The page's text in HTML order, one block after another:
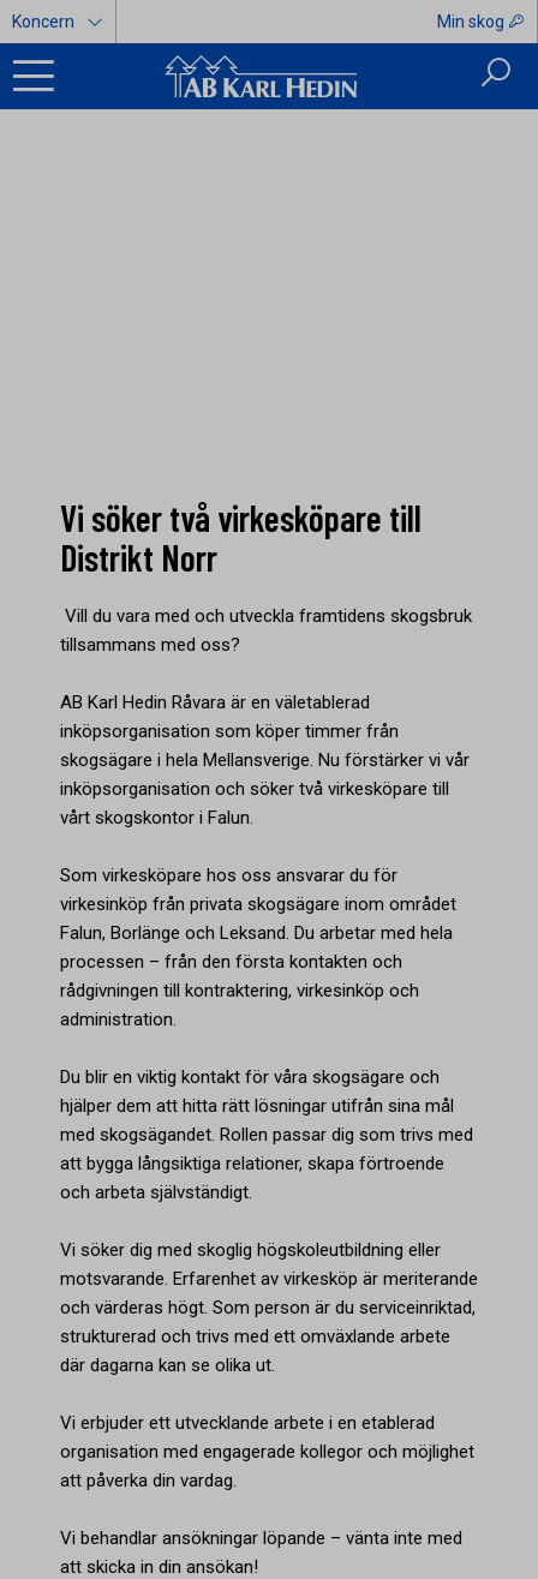
Koncern Min skog
Vi söker två virkesköpare till
Distrikt Norr
Vill du vara med och utveckla framtidens skogsbruk
tillsammans med oss?
AB Karl Hedin Råvara är en väletablerad
inköpsorganisation som köper timmer från
skogsägare i hela Mellansverige. Nu förstärker vi vår
inköpsorganisation och söker två virkesköpare till
vårt skogskontor i Falun.
Som virkesköpare hos oss ansvarar du för
virkesinköp från privata skogsägare inom området
Falun, Borlänge och Leksand. Du arbetar med hela
processen – från den första kontakten och
rådgivningen till kontraktering, virkesinköp och
administration.
Du blir en viktig kontakt för våra skogsägare och
hjälper dem att hitta rätt lösningar utifrån sina mål
med skogsägandet. Rollen passar dig som trivs med
att bygga långsiktiga relationer, skapa förtroende
och arbeta självständigt.
Vi söker dig med skoglig högskoleutbildning eller
motsvarande. Erfarenhet av virkesköp är meriterande
och värderas högt. Som person är du serviceinriktad,
strukturerad och trivs med ett omväxlande arbete
där dagarna kan se olika ut.
Vi erbjuder ett utvecklande arbete i en etablerad
organisation med engagerade kollegor och möjlighet
att påverka din vardag.
Vi behandlar ansökningar löpande – vänta inte med
att skicka in din ansökan!